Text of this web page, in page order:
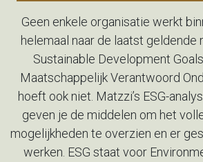
Geen enkele organisatie werkt
helemaal naarde laatst geldende
Sustainable Development
Maatschappelijk Verantwoord
hoeft ook niet. Matzzi’s ESG-
geven je de middelen om het
mogelijkheden te overzien en er
werken. ESG staat voor